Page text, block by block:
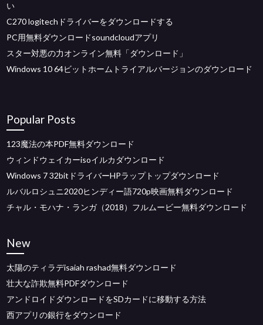
い
C270 logitechドライバーをダウンロードする
PC用無料ダウンロードsoundcloudアプリ
スター対悪の力オンライン無料「ダウンロード」
Windows 10 64ビットホームトライアルバージョンのダウンロード
Popular Posts
123魔法の本PDF無料ダウンロード
ウィンドウェイカーisoイルカダウンロード
Windows 7 32bitドライバーHPラップトップダウンロード
ルバルロシュニ2020ヒンディー語720p映画無料ダウンロード
チャル・モハナ・ランガ（2018）フルムービー無料ダウンロード
New
太陽のティラデisaiah rashad無料ダウンロード
壮大な詐欺無料PDFダウンロード
アンドロイドダウンロードをSDカードに移動する方法
西アプリの銀行をダウンロード